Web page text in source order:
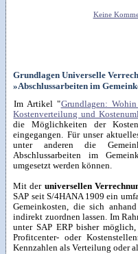
Keine
Grundlagen Universelle
»Abschlussarbeiten im
Im Artikel "Grundlagen:
Kostenverteilung und
die Möglichkeiten der
eingegangen. Für unser
unter anderen die
Abschlussarbeiten im
umgesetzt werden können.
Mit der universellen
SAP seit S/4HANA 1909 ein
Gemeinkosten, die sich
indirekt zuordnen lassen. Im
unter SAP ERP bisher
Profitcenter- oder
Kennzahlen als Verteilung oder